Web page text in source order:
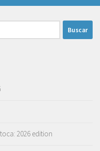
2026 edition